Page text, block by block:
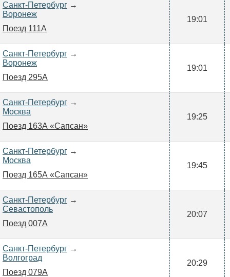
Санкт-Петербург →
Воронеж
Поезд 111А
19:01
Санкт-Петербург →
Воронеж
Поезд 295А
19:01
Санкт-Петербург →
Москва
Поезд 163А «Сапсан»
19:25
Санкт-Петербург →
Москва
Поезд 165А «Сапсан»
19:45
Санкт-Петербург →
Севастополь
Поезд 007А
20:07
Санкт-Петербург →
Волгоград
Поезд 079А
20:29